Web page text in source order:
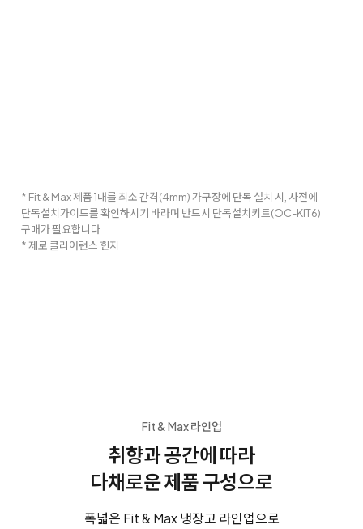
* Fit & Max 제품 1대를 최소 간격(4mm) 가구장에 단독 설치 시, 사전에
단독설치가이드를 확인하시기 바라며 반드시 단독설치키트(OC-KIT6)
구매가 필요합니다.
* 제로 클리어런스 힌지
Fit & Max 라인업
취향과 공간에 따라
다채로운 제품 구성으로
폭넓은 Fit & Max 냉장고 라인업으로